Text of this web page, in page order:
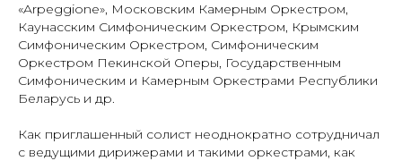
«Arpeggione», Московским Камерным Оркестром,
Каунасским Симфоническим Оркестром, Крымским
Симфоническим Оркестром, Симфоническим
Оркестром Пекинской Оперы, Государственным
Симфоническим и Камерным Оркестрами Республики
Беларусь и др.
Как приглашенный солист неоднократно сотрудничал
с ведущими дирижерами и такими оркестрами, как